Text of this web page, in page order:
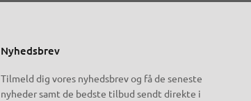
Nyhedsbrev
Tilmeld dig vores nyhedsbrev og få de seneste
nyheder samt de bedste tilbud sendt direkte i